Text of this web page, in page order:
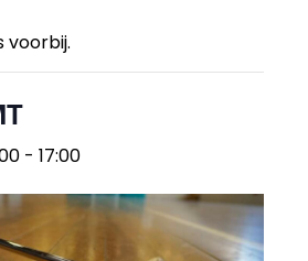
voorbij.
- 17:00